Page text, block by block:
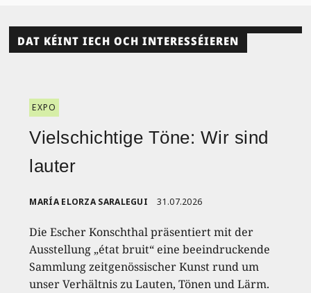
DAT KÉINT IECH OCH INTERESSÉIEREN
EXPO
Vielschichtige Töne: Wir sind
lauter
MARÍA ELORZA SARALEGUI 31.07.2026
Die Escher Konschthal präsentiert mit der
Ausstellung „état bruit“ eine beeindruckende
Sammlung zeitgenössischer Kunst rund um
unser Verhältnis zu Lauten, Tönen und Lärm.